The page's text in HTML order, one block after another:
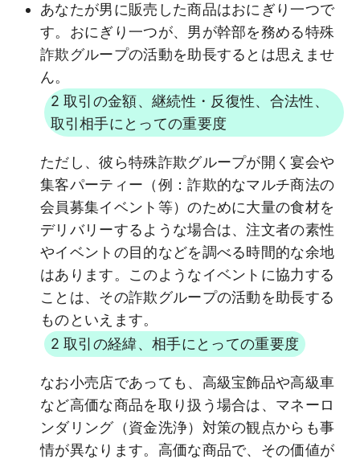
あなたが男に販売した商品はおにぎり一つで
す。おにぎり一つが、男が幹部を務める特殊
詐欺グループの活動を助長するとは思えませ
ん。
2 取引の金額、継続性・反復性、合法性、
取引相手にとっての重要度
ただし、彼ら特殊詐欺グループが開く宴会や
集客パーティー（例：詐欺的なマルチ商法の
会員募集イベント等）のために大量の食材を
デリバリーするような場合は、注文者の素性
やイベントの目的などを調べる時間的な余地
はあります。このようなイベントに協力する
ことは、その詐欺グループの活動を助長する
ものといえます。
2 取引の経緯、相手にとっての重要度
なお小売店であっても、高級宝飾品や高級車
など高価な商品を取り扱う場合は、マネーロ
ンダリング（資金洗浄）対策の観点からも事
情が異なります。高価な商品で、その価値が